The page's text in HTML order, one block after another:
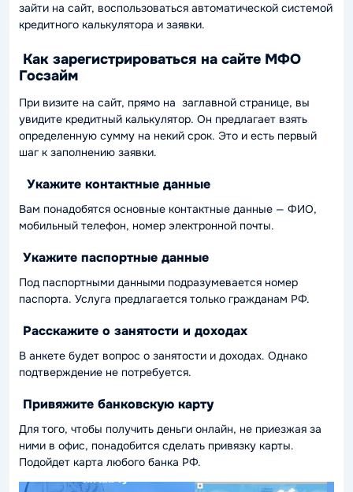
зайти на сайт, воспользоваться автоматической системой
кредитного калькулятора и заявки.
Как зарегистрироваться на сайте МФО
Госзайм
При визите на сайт, прямо на заглавной странице, вы
увидите кредитный калькулятор. Он предлагает взять
определенную сумму на некий срок. Это и есть первый
шаг к заполнению заявки.
Укажите контактные данные
Вам понадобятся основные контактные данные — ФИО,
мобильный телефон, номер электронной почты.
Укажите паспортные данные
Под паспортными данными подразумевается номер
паспорта. Услуга предлагается только гражданам РФ.
Расскажите о занятости и доходах
В анкете будет вопрос о занятости и доходах. Однако
подтверждение не потребуется.
Привяжите банковскую карту
Для того, чтобы получить деньги онлайн, не приезжая за
ними в офис, понадобится сделать привязку карты.
Подойдет карта любого банка РФ.